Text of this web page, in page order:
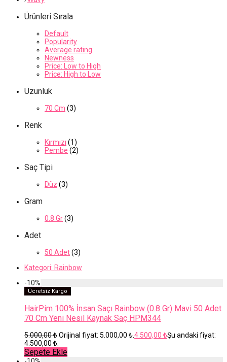
Ürünleri Sırala
Default
Popularity
Average rating
Newness
Price: Low to High
Price: High to Low
Uzunluk
70 Cm (3)
Renk
Kırmızı (1)
Pembe (2)
Saç Tipi
Düz (3)
Gram
0.8 Gr(3)
Adet
50 Adet(3)
Kategori: Rainbow
-10%
Ücretsiz Kargo
HairPim 100% İnsan Saçı Rainbow (0.8 Gr) Mavi 50 Adet
70 Cm Yeni Nesil Kaynak Saç HPM344
5.000,00₺Orijinal fiyat: 5.000,00 ₺.4.500,00 ₺Şu andaki fiyat:
4.500,00 ₺.
Sepete Ekle